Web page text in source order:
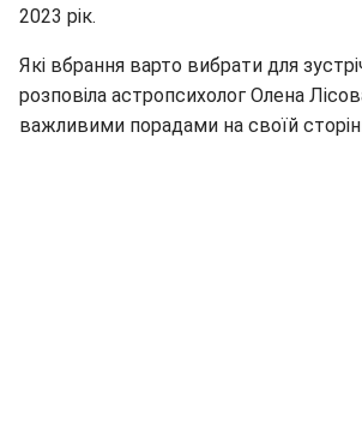
2023 рік.
Які вбрання варто вибрати для
розповіла астропсихолог Олена
важливими порадами на своїй